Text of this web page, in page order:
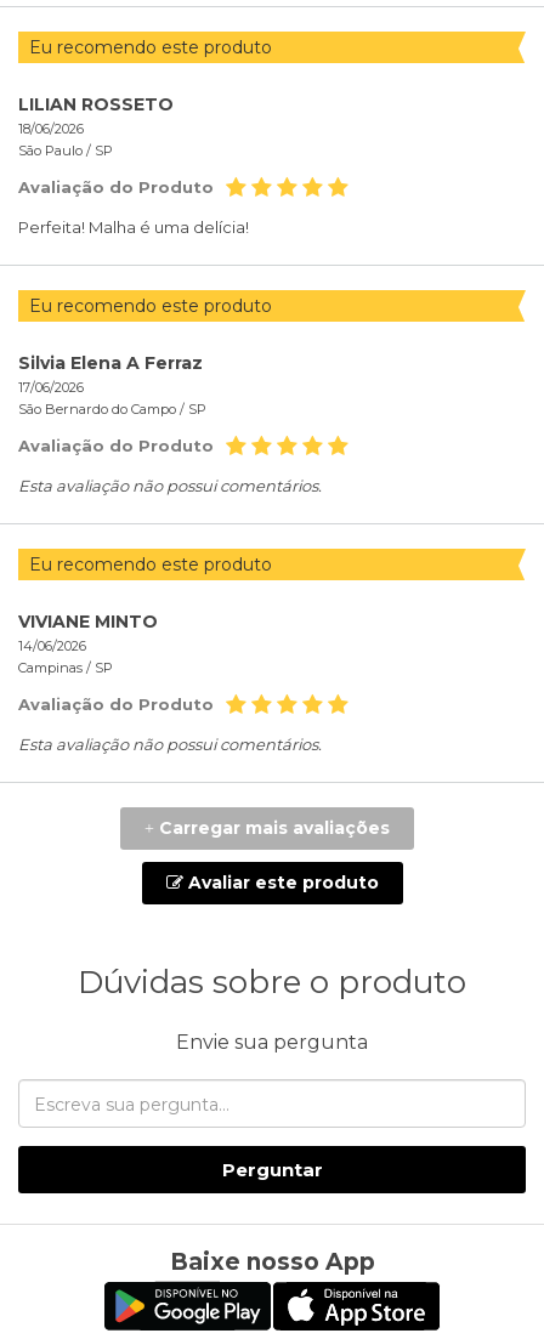
Eu recomendo este produto
LILIAN ROSSETO
18/06/2026
São Paulo / SP
Avaliação do Produto
Perfeita! Malha é uma delícia!
Eu recomendo este produto
Silvia Elena A Ferraz
17/06/2026
São Bernardo do Campo / SP
Avaliação do Produto
Esta avaliação não possui comentários.
Eu recomendo este produto
VIVIANE MINTO
14/06/2026
Campinas / SP
Avaliação do Produto
Esta avaliação não possui comentários.
+ Carregar mais avaliações
Avaliar este produto
Dúvidas sobre o produto
Envie sua pergunta
Perguntar
Baixe nosso App